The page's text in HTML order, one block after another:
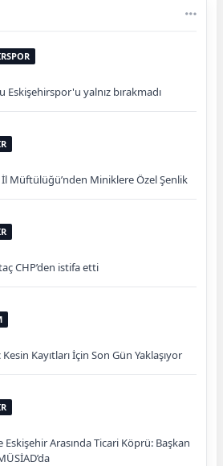
Eskişehirspor'u yalnız bırakmadı
İl Müftülüğü’nden Miniklere Özel Şenlik
CHP’den istifa etti
Kayıtları İçin Son Gün Yaklaşıyor
Eskişehir Arasında Ticari Köprü: Başkan